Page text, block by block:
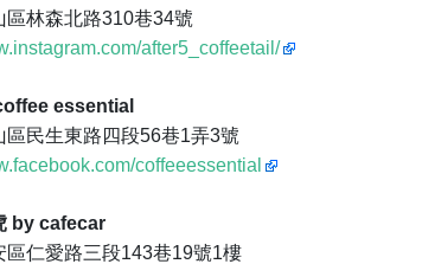
區林森北路310巷34號
after5_coffeetail/
essential
區民生東路四段56巷1弄3號
coffeeessential
by cafecar
區仁愛路三段143巷19號1樓